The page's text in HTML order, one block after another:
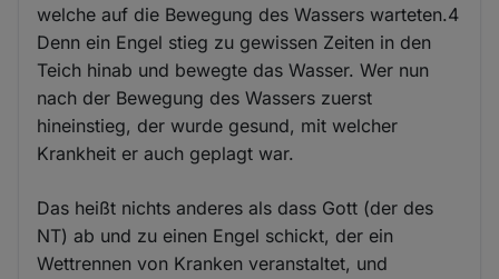
welche auf die Bewegung des Wassers warteten.4
Denn ein Engel stieg zu gewissen Zeiten in den
Teich hinab und bewegte das Wasser. Wer nun
nach der Bewegung des Wassers zuerst
hineinstieg, der wurde gesund, mit welcher
Krankheit er auch geplagt war.
Das heißt nichts anderes als dass Gott (der des
NT) ab und zu einen Engel schickt, der ein
Wettrennen von Kranken veranstaltet, und